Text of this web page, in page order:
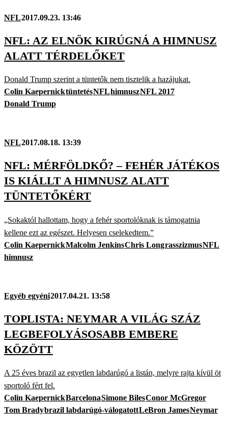
NFL2017.09.23. 13:46
NFL: AZ ELNÖK KIRÚGNÁ A HIMNUSZ
ALATT TÉRDELŐKET
Donald Trump szerint a tüntetők nem tisztelik a hazájukat.
Colin KaepernicktüntetésNFLhimnuszNFL 2017
Donald Trump
NFL2017.08.18. 13:39
NFL: MÉRFÖLDKŐ? – FEHÉR JÁTÉKOS
IS KIÁLLT A HIMNUSZ ALATT
TÜNTETŐKÉRT
„Sokaktól hallottam, hogy a fehér sportolóknak is támogatnia
kellene ezt az egészet. Helyesen cselekedtem.”
Colin KaepernickMalcolm JenkinsChris LongrasszizmusNFL
himnusz
Egyéb egyéni2017.04.21. 13:58
TOPLISTA: NEYMAR A VILÁG SZÁZ
LEGBEFOLYÁSOSABB EMBERE
KÖZÖTT
A 25 éves brazil az egyetlen labdarúgó a listán, melyre rajta kívül öt
sportoló fért fel.
Colin KaepernickBarcelonaSimone BilesConor McGregor
Tom Bradybrazil labdarúgó-válogatottLeBron JamesNeymar